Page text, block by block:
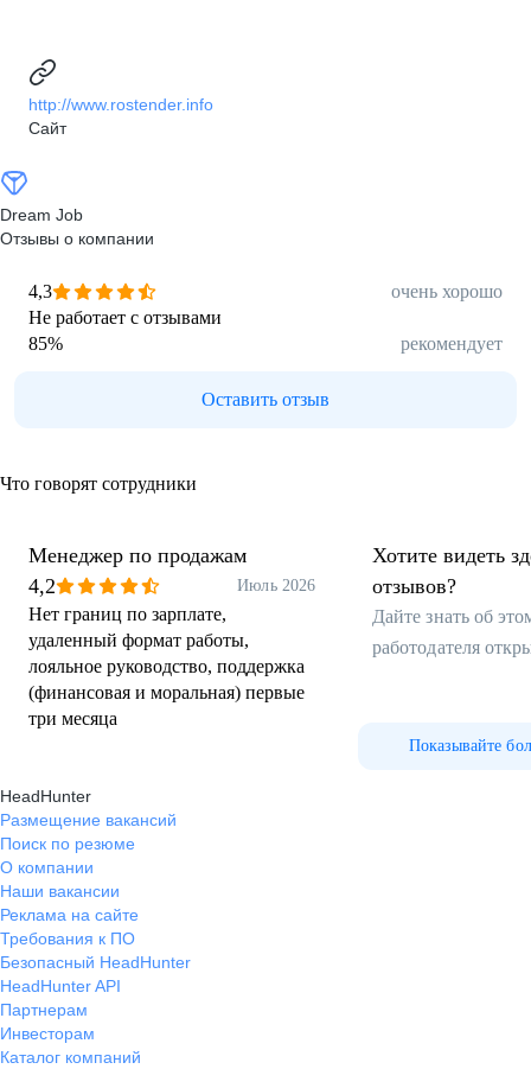
http://www.rostender.info
Сайт
Dream Job
Отзывы о компании
4,3
очень хорошо
Не работает с отзывами
85% рекомендует
Оставить отзыв
Что говорят сотрудники
Менеджер по продажам
4,2
Июль 2026
Нет границ по зарплате,
удаленный формат работы,
лояльное руководство, поддержка
(финансовая и моральная) первые
три месяца
Хотите видеть
отзывов?
Дайте знать об
работодателя
Показывайте
HeadHunter
Размещение вакансий
Поиск по резюме
О компании
Наши вакансии
Реклама на сайте
Требования к ПО
Безопасный HeadHunter
HeadHunter API
Партнерам
Инвесторам
Каталог компаний